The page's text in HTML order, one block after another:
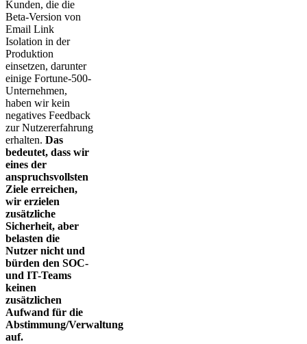
Kunden, die die
Beta-Version von
Email Link
Isolation in der
Produktion
einsetzen, darunter
einige Fortune-500-
Unternehmen,
haben wir kein
negatives Feedback
zur Nutzererfahrung
erhalten. Das
bedeutet, dass wir
eines der
anspruchsvollsten
Ziele erreichen,
wir erzielen
zusätzliche
Sicherheit, aber
belasten die
Nutzer nicht und
bürden den SOC-
und IT-Teams
keinen
zusätzlichen
Aufwand für die
Abstimmung/Verwaltung
auf.